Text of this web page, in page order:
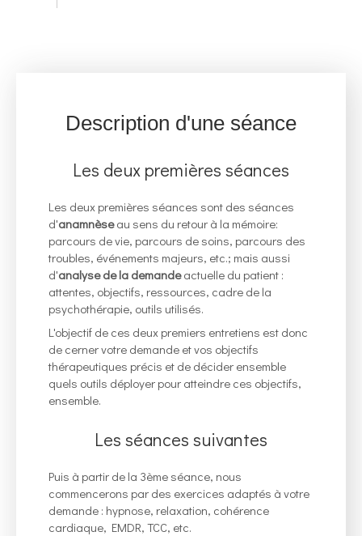
Description d'une séance
Les deux premières séances
Les deux premières séances sont des séances
d'anamnèseau sens du retour à la mémoire:
parcours de vie, parcours de soins, parcours des
troubles, événements majeurs, etc.; mais aussi
d'analyse de la demandeactuelle du patient :
attentes, objectifs, ressources, cadre de la
psychothérapie, outils utilisés.
L'objectif de ces deux premiers entretiens est donc
de cerner votre demande et vos objectifs
thérapeutiques précis et de décider ensemble
quels outils déployer pour atteindre ces objectifs,
ensemble.
Les séances suivantes
Puis à partir de la 3ème séance, nous
commencerons par des exercices adaptés à votre
demande : hypnose, relaxation, cohérence
cardiaque, EMDR, TCC, etc.